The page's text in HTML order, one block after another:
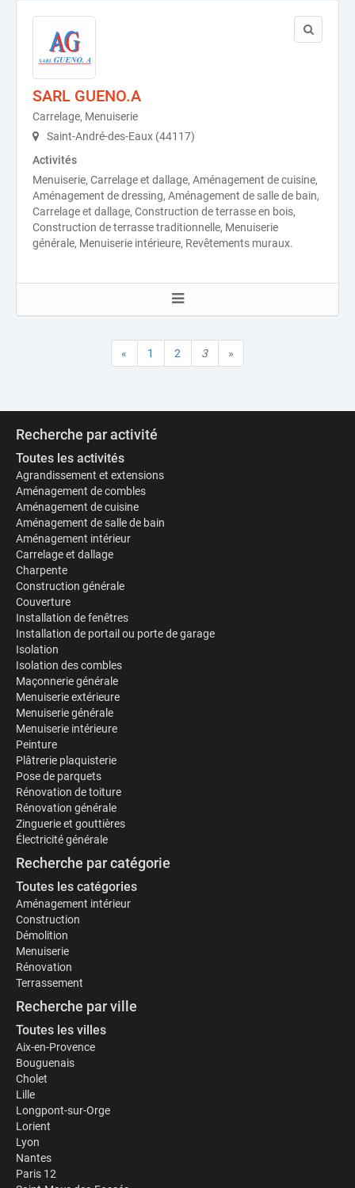
SARL GUENO.A
Carrelage, Menuiserie
Saint-André-des-Eaux (44117)
Activités
Menuiserie, Carrelage et dallage, Aménagement de cuisine,
Aménagement de dressing, Aménagement de salle de bain,
Carrelage et dallage, Construction de terrasse en bois,
Construction de terrasse traditionnelle, Menuiserie
générale, Menuiserie intérieure, Revêtements muraux.
« 1 2 3 »
Recherche par activité
Toutes les activités
Agrandissement et extensions
Aménagement de combles
Aménagement de cuisine
Aménagement de salle de bain
Aménagement intérieur
Carrelage et dallage
Charpente
Construction générale
Couverture
Installation de fenêtres
Installation de portail ou porte de garage
Isolation
Isolation des combles
Maçonnerie générale
Menuiserie extérieure
Menuiserie générale
Menuiserie intérieure
Peinture
Plâtrerie plaquisterie
Pose de parquets
Rénovation de toiture
Rénovation générale
Zinguerie et gouttières
Électricité générale
Recherche par catégorie
Toutes les catégories
Aménagement intérieur
Construction
Démolition
Menuiserie
Rénovation
Terrassement
Recherche par ville
Toutes les villes
Aix-en-Provence
Bouguenais
Cholet
Lille
Longpont-sur-Orge
Lorient
Lyon
Nantes
Paris 12